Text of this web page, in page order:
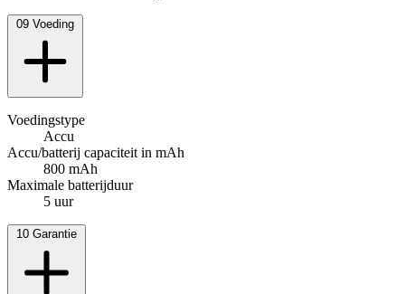
09 Voeding
Voedingstype
Accu
Accu/batterij capaciteit in mAh
800 mAh
Maximale batterijduur
5 uur
10 Garantie